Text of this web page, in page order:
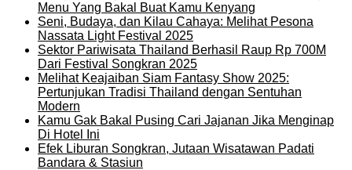
Menu Yang Bakal Buat Kamu Kenyang
Seni, Budaya, dan Kilau Cahaya: Melihat Pesona
Nassata Light Festival 2025
Sektor Pariwisata Thailand Berhasil Raup Rp 700M
Dari Festival Songkran 2025
Melihat Keajaiban Siam Fantasy Show 2025:
Pertunjukan Tradisi Thailand dengan Sentuhan
Modern
Kamu Gak Bakal Pusing Cari Jajanan Jika Menginap
Di Hotel Ini
Efek Liburan Songkran, Jutaan Wisatawan Padati
Bandara & Stasiun